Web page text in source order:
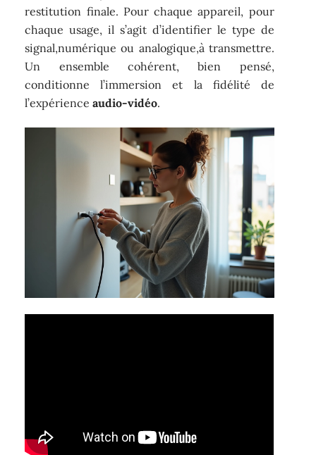
restitution finale. Pour chaque appareil, pour
chaque usage, il s’agit d’identifier le type de
signal,numérique ou analogique,à transmettre.
Un ensemble cohérent, bien pensé,
conditionne l’immersion et la fidélité de
l’expérienceaudio-vidéo.